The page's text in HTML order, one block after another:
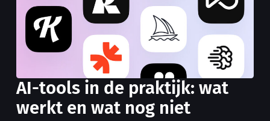
AI-tools in de praktijk: wat
werkt en wat nog niet